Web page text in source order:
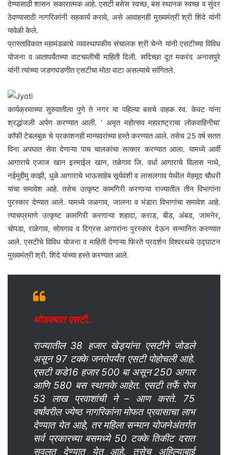
देण्यासाठी शासन सकारात्मक आहे. एसटी बसेस स्वच्छ, बस स्थानक स्वच्छ व सुंदर
ठेवण्यासाठी नागरिकांनी सहकार्य करावे, असे आवाहनही मुख्यमंत्री श्री शिंदे यांनी
यावेळी केले.
प्रास्ताविकात महामंडळाचे व्यवस्थापकीय संचालक श्री चेन्ने यांनी एसटीच्या विविध
योजना व आतापर्यंतच्या वाटचालीची माहिती दिली. सदिच्छा दूत मकरंद अनासपुरे
यांनी त्यांच्या जडणघडणीत एसटीचा मोठा वाटा असल्याचे सांगितले.
कार्यक्रमाच्या सुरुवातीला पुणे ते नगर या पहिल्या बसचे वाहक स्व. केवट यांना
श्रद्धांजली अर्पण करण्यात आली. ‘ अमृत महोत्सव महाराष्ट्राचा लोकवाहिनीचा’
कॉफी टेबलबुक चे प्रकाशनही मान्यवरांच्या हस्ते करण्यात आले. तसेच 25 वर्ष सतत
विना अपघात सेवा देणाऱ्या पाच चालकांचा सत्कार करण्यात आला. यामध्ये आर्वी
आगाराचे एजाज खान इस्माईल खान, तळेगाव जि. वर्धा आगाराचे विलास नाथे,
नईमुद्दीमु काझी, धुळे आगाराचे भाऊसाहेब सूर्यवंशी व लासलगाव येथील मेहमूद चौधरी
यांचा समावेश आहे. तसेच उत्कृष्ट कामगिरी करणाऱ्या राज्यातील तीन विभागांना
पुरस्कार देण्यात आले. यामध्ये जळगाव, जालना व भंडारा विभागांचा समावेश आहे.
त्याचप्रमाणे उत्कृष्ट कामगिरी करणाऱ्या शहादा, कराड, बीड, अंबड, जामनेर,
चोपडा, राळेगाव, सोयगाव व दिग्रस आगारांना पुरस्कार देऊन सन्मानित करण्यात
आले. एसटीचे विविध योजना व माहिती देणाऱ्या फिरते प्रदर्शन विश्वरथचे उद्घाटन
मुख्यमंत्री श्री. शिंदे यांच्या हस्ते करण्यात आले.
थोडक्यात एसटी..
राज्यातील 38 हजार खेड्यांना एसटीने जोडले
असून 97 टक्के जनतेपर्यंत एसटी पोहोचली आहे.
एसटी कडे16 हजार 500 बा असून 250 आगार
आणि 580 बस स्थानके आहेत. एसटी तर्फे रोज
53 लाख प्रवाशांची ने – आण करते. 75
वर्षांवरील ज्येष्ठ नागरिकांना मोफत प्रवासाचा लाभ
देण्यात येत आहे, तर महिला सन्मान योजनेअंतर्गत
सर्व प्रकारच्या बसमध्ये 50 टक्के तिकीट दरात
सवलत देण्यात येत आहे. तसेच अहिल्याबाई